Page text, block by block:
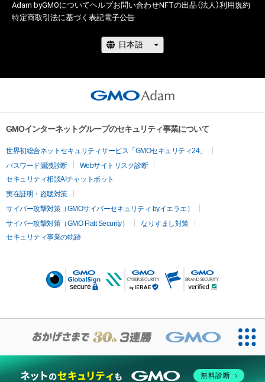
Adam byGMOについてヘルプお問い合わせNFTの出品（法人）利用規約
特定商取引法に基づく表記電子公告
GMOインターネットグループのセキュリティ事業について
世界初総合ネットセキュリティサービス「GMOセキュリティ24」
パスワード漏洩診断
Webサイトリスク診断
セキュリティ相談AIチャットボット
実在証明・盗聴対策
サイバー攻撃対策（GMOサイバーセキュリティ byイエラエ）
サイバー攻撃対策（GMO Flatt Security）
なりすまし対策
セキュリティ事業の軌跡
無料診断